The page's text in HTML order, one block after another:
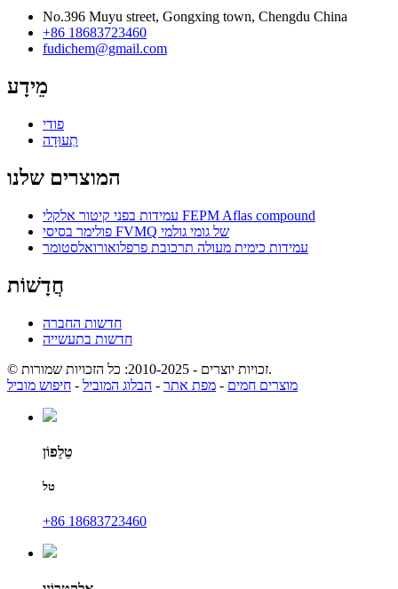
No.396 Muyu street, Gongxing town, Chengdu China
+86 18683723460
fudichem@gmail.com
מֵידָע
פודי
תְעוּדָה
המוצרים שלנו
עמידות בפני קיטור אלקלי FEPM Aflas compound
פולימר בסיסי FVMQ של גומי גולמי
עמידות כימית מעולה תרכובת פרפלואורואלסטומר
חֲדָשׁוֹת
חדשות החברה
חדשות בתעשייה
© זכויות יוצרים - 2010-2025: כל הזכויות שמורות.
מוצרים חמים - מפת אתר - הבלוג המוביל - חיפוש מוביל
טֵלֵפוֹן
טל
+86 18683723460